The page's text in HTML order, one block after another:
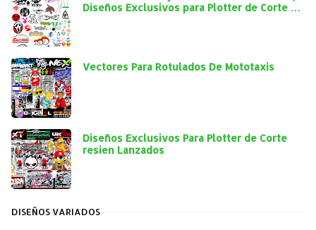
Diseños Exclusivos para Plotter de Corte y
Vectores Para Rotulados De Mototaxis
Diseños Exclusivos Para Plotter de Corte
resien Lanzados
DISEÑOS VARIADOS